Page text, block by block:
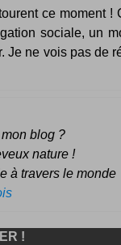
ce moment !
sociale, un
Je ne vois pas de
blog ?
nature !
à travers le monde
!